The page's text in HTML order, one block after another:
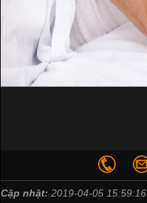
Cập nhật: 2019-04-05 15:59:16